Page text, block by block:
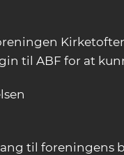
til ABF for at
til foreningens